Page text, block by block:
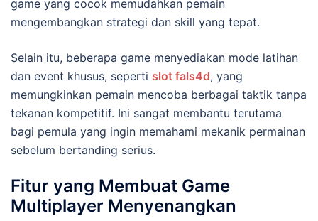
game yang cocok memudahkan pemain
mengembangkan strategi dan skill yang tepat.
Selain itu, beberapa game menyediakan mode latihan
dan event khusus, seperti slot fals4d, yang
memungkinkan pemain mencoba berbagai taktik tanpa
tekanan kompetitif. Ini sangat membantu terutama
bagi pemula yang ingin memahami mekanik permainan
sebelum bertanding serius.
Fitur yang Membuat Game
Multiplayer Menyenangkan